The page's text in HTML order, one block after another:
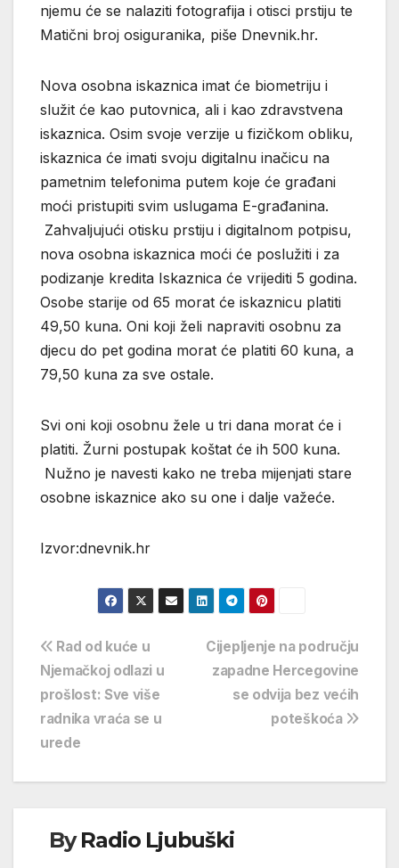
njemu će se nalaziti fotografija i otisci prstiju te
Matični broj osiguranika, piše Dnevnik.hr.
Nova osobna iskaznica imat će biometriju i
služit će kao putovnica, ali i kao zdravstvena
iskaznica. Osim svoje verzije u fizičkom obliku,
iskaznica će imati svoju digitalnu inačicu na
pametnim telefonima putem koje će građani
moći pristupiti svim uslugama E-građanina.
Zahvaljujući otisku prstiju i digitalnom potpisu,
nova osobna iskaznica moći će poslužiti i za
podizanje kredita Iskaznica će vrijediti 5 godina.
Osobe starije od 65 morat će iskaznicu platiti
49,50 kuna. Oni koji želi napraviti osobnu za
djecu do pet godina morat će platiti 60 kuna, a
79,50 kuna za sve ostale.
Svi oni koji osobnu žele u tri dana morat će i
platiti. Žurni postupak koštat će ih 500 kuna.
Nužno je navesti kako ne treba mijenjati stare
osobne iskaznice ako su one i dalje važeće.
Izvor:dnevnik.hr
Navigacija
objava
Cijepljenje na području
zapadne Hercegovine
se odvija bez većih
poteškoća
Rad od kuće u
Njemačkoj odlazi u
prošlost: Sve više
radnika vraća se u
urede
ByRadio Ljubuški